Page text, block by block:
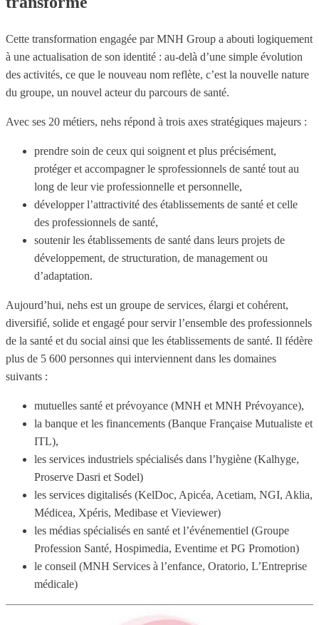
Cette transformation engagée par MNH Group a abouti logiquement
à une actualisation de son identité : au-delà d’une simple évolution
des activités, ce que le nouveau nom reflète, c’est la nouvelle nature
du groupe, un nouvel acteur du parcours de santé.
Avec ses 20 métiers, nehs répond à trois axes stratégiques majeurs :
prendre soin de ceux qui soignent et plus précisément,
protéger et accompagner le sprofessionnels de santé tout au
long de leur vie professionnelle et personnelle,
développer l’attractivité des établissements de santé et celle
des professionnels de santé,
soutenir les établissements de santé dans leurs projets de
développement, de structuration, de management ou
d’adaptation.
Aujourd’hui, nehs est un groupe de services, élargi et cohérent,
diversifié, solide et engagé pour servir l’ensemble des professionnels
de la santé et du social ainsi que les établissements de santé. Il fédère
plus de 5 600 personnes qui interviennent dans les domaines
suivants :
mutuelles santé et prévoyance (MNH et MNH Prévoyance),
la banque et les financements (Banque Française Mutualiste et
ITL),
les services industriels spécialisés dans l’hygiène (Kalhyge,
Proserve Dasri et Sodel)
les services digitalisés (KelDoc, Apicéa, Acetiam, NGI, Aklia,
Médicea, Xpéris, Medibase et Vieviewer)
les médias spécialisés en santé et l’événementiel (Groupe
Profession Santé, Hospimedia, Eventime et PG Promotion)
le conseil (MNH Services à l’enfance, Oratorio, L’Entreprise
médicale)